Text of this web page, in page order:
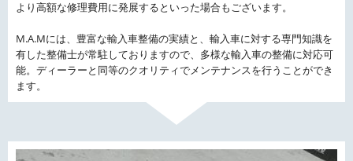
より高額な修理費用に発展するといった場合もございます。
M.A.Mには、豊富な輸入車整備の実績と、輸入車に対する専門知識を
有した整備士が常駐しておりますので、多様な輸入車の整備に対応可
能。ディーラーと同等のクオリティでメンテナンスを行うことができ
ます。